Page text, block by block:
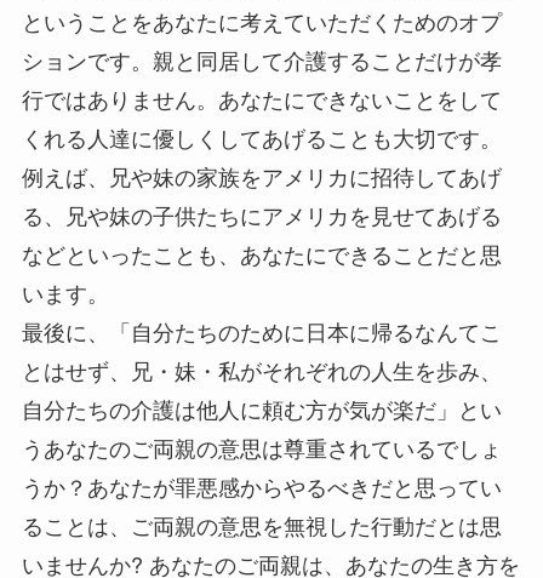
ということをあなたに考えていただくためのオプ
ションです。親と同居して介護することだけが孝
行ではありません。あなたにできないことをして
くれる人達に優しくしてあげることも大切です。
例えば、兄や妹の家族をアメリカに招待してあげ
る、兄や妹の子供たちにアメリカを見せてあげる
などといったことも、あなたにできることだと思
います。
最後に、「自分たちのために日本に帰るなんてこ
とはせず、兄・妹・私がそれぞれの人生を歩み、
自分たちの介護は他人に頼む方が気が楽だ」とい
うあなたのご両親の意思は尊重されているでしょ
うか？あなたが罪悪感からやるべきだと思ってい
ることは、ご両親の意思を無視した行動だとは思
いませんか? あなたのご両親は、あなたの生き方を